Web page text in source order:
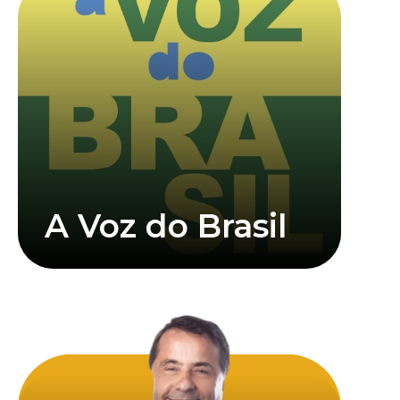
A Voz do Brasil
Saiba mais